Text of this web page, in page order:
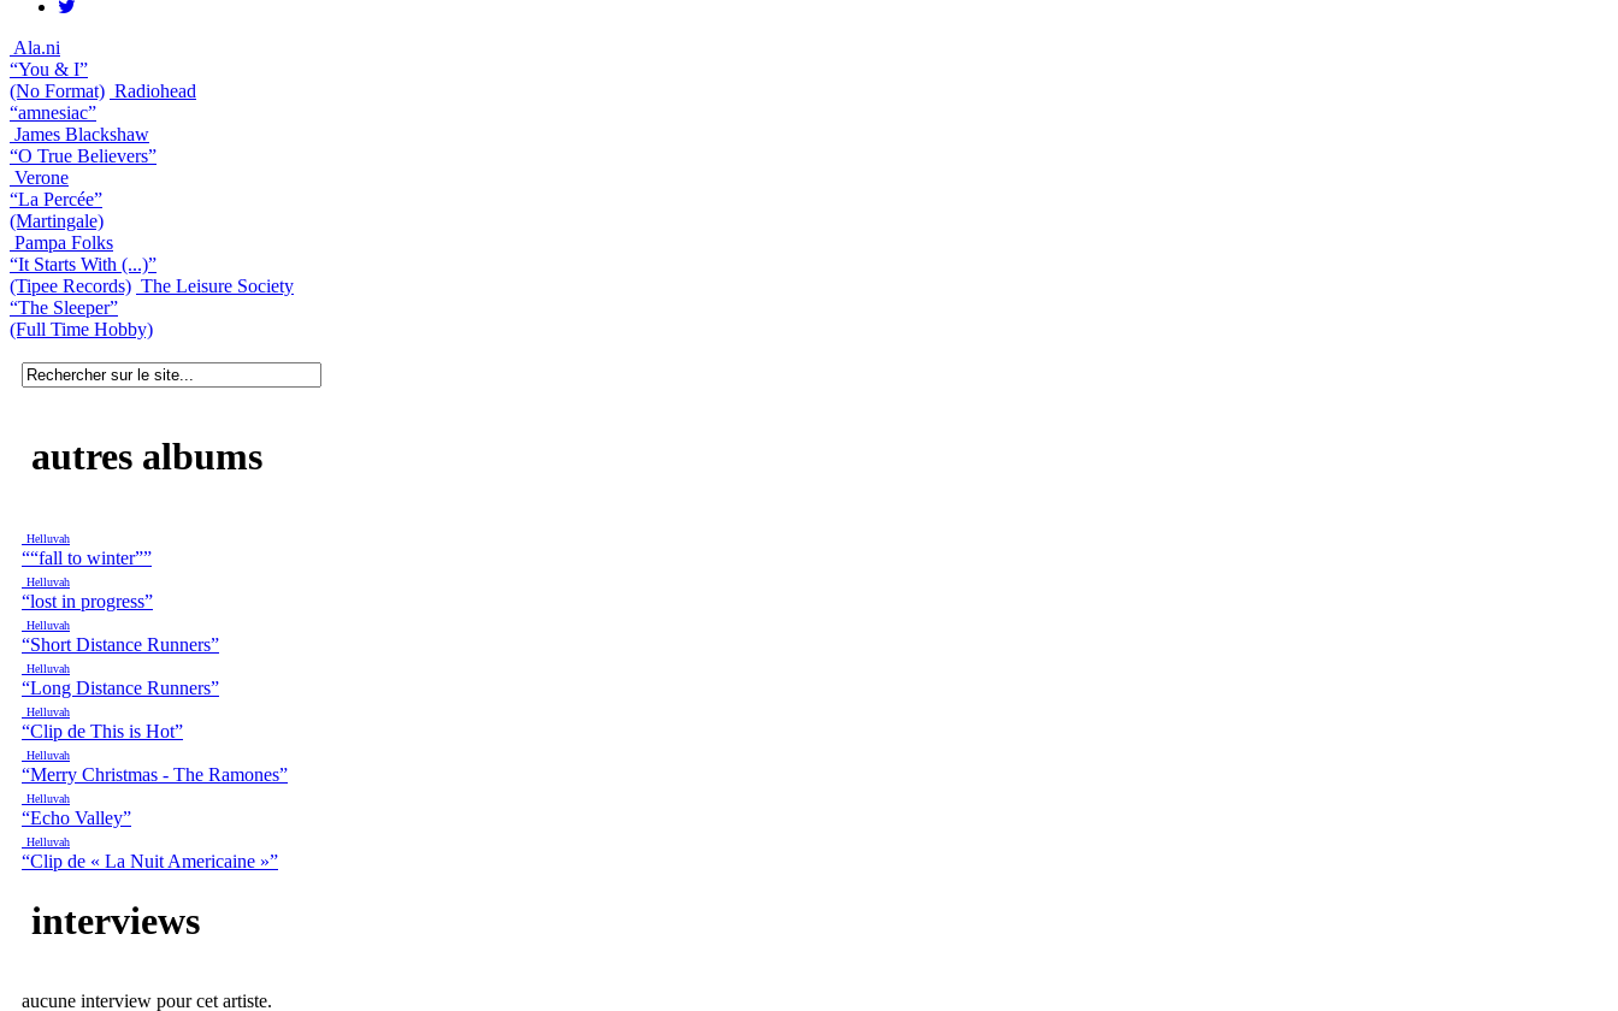
Ala.ni
“You & I”
(No Format) Radiohead
“amnesiac”
James Blackshaw
“O True Believers”
Verone
“La Percée”
(Martingale)
Pampa Folks
“It Starts With (...)”
(Tipee Records) The Leisure Society
“The Sleeper”
(Full Time Hobby)
autres albums
Helluvah
““fall to winter””
Helluvah
“lost in progress”
Helluvah
“Short Distance Runners”
Helluvah
“Long Distance Runners”
Helluvah
“Clip de This is Hot”
Helluvah
“Merry Christmas - The Ramones”
Helluvah
“Echo Valley”
Helluvah
“Clip de « La Nuit Americaine »”
interviews
aucune interview pour cet artiste.